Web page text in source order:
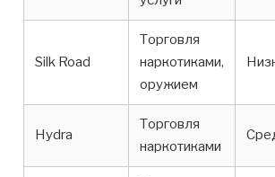
Silk Road
Торговля
наркотиками,
оружием
Hydra
Торговля
наркотиками